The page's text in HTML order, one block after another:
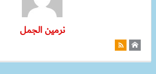
نرمين الجمل